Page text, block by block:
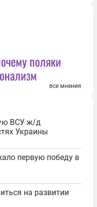
поляки
все мнения
ВСУ ж/д
Украины
первую победу в
на развитии